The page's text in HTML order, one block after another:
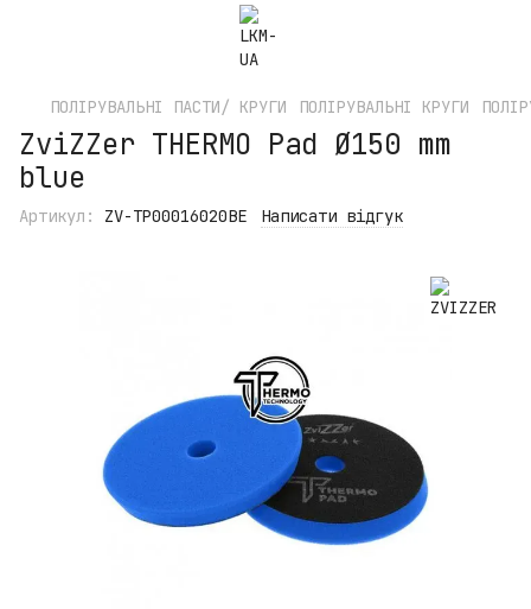
ПОЛІРУВАЛЬНІ ПАСТИ/ КРУГИ ПОЛІРУВАЛЬНІ КРУГИ
ZviZZer THERMO Pad Ø150 mm
blue
Артикул: ZV-TP00016020BE Написати відгук